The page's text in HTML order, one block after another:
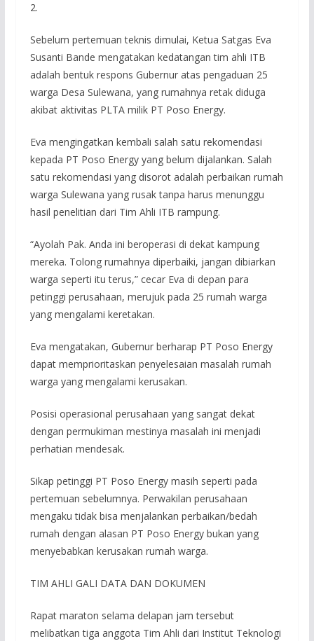
2.
Sebelum pertemuan teknis dimulai, Ketua Satgas Eva
Susanti Bande mengatakan kedatangan tim ahli ITB
adalah bentuk respons Gubernur atas pengaduan 25
warga Desa Sulewana, yang rumahnya retak diduga
akibat aktivitas PLTA milik PT Poso Energy.
Eva mengingatkan kembali salah satu rekomendasi
kepada PT Poso Energy yang belum dijalankan. Salah
satu rekomendasi yang disorot adalah perbaikan rumah
warga Sulewana yang rusak tanpa harus menunggu
hasil penelitian dari Tim Ahli ITB rampung.
“Ayolah Pak. Anda ini beroperasi di dekat kampung
mereka. Tolong rumahnya diperbaiki, jangan dibiarkan
warga seperti itu terus,” cecar Eva di depan para
petinggi perusahaan, merujuk pada 25 rumah warga
yang mengalami keretakan.
Eva mengatakan, Gubernur berharap PT Poso Energy
dapat memprioritaskan penyelesaian masalah rumah
warga yang mengalami kerusakan.
Posisi operasional perusahaan yang sangat dekat
dengan permukiman mestinya masalah ini menjadi
perhatian mendesak.
Sikap petinggi PT Poso Energy masih seperti pada
pertemuan sebelumnya. Perwakilan perusahaan
mengaku tidak bisa menjalankan perbaikan/bedah
rumah dengan alasan PT Poso Energy bukan yang
menyebabkan kerusakan rumah warga.
TIM AHLI GALI DATA DAN DOKUMEN
Rapat maraton selama delapan jam tersebut
melibatkan tiga anggota Tim Ahli dari Institut Teknologi